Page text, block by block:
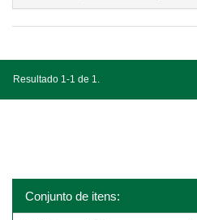
Resultado 1-1 de 1.
Conjunto de itens: